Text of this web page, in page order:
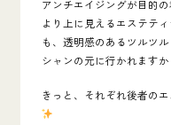
アンチエイジングが目的
より上に見えるエステテ
も、透明感のあるツルツ
シャンの元に行かれますか
きっと、それぞれ後者の